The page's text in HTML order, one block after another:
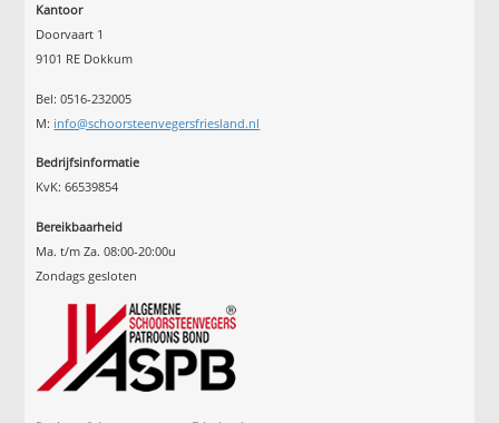
Kantoor
Doorvaart 1
9101 RE Dokkum
Bel: 0516-232005
M: info@schoorsteenvegersfriesland.nl
Bedrijfsinformatie
KvK: 66539854
Bereikbaarheid
Ma. t/m Za. 08:00-20:00u
Zondags gesloten